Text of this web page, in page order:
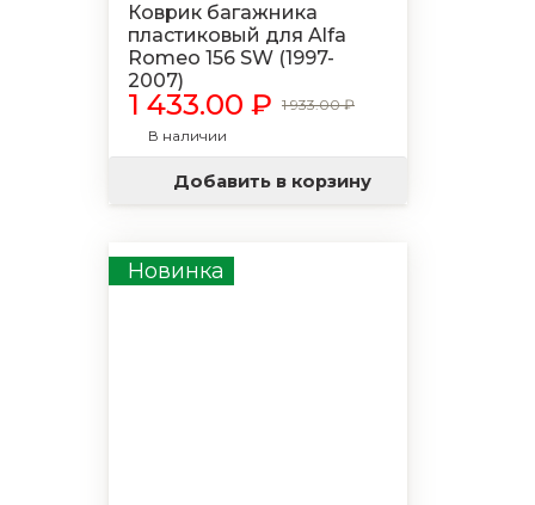
Коврик багажника
пластиковый для Alfa
Romeo 156 SW (1997-
2007)
1 433.00 ₽ 1 933.00 ₽
В наличии
Добавить в корзину
Новинка